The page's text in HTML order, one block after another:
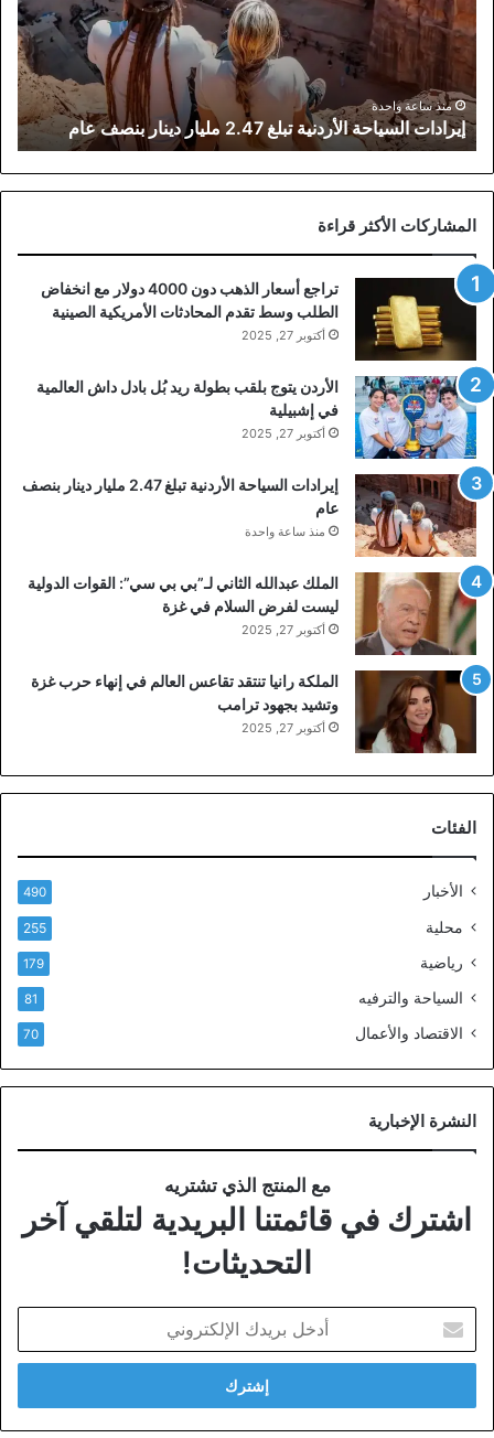
2.47
مليار
دينار
بنصف
عام منذ ساعة واحدة
إيرادات السياحة الأردنية تبلغ 2.47 مليار دينار بنصف عام
المشاركات الأكثر قراءة
تراجع أسعار الذهب دون 4000 دولار مع انخفاض
الطلب وسط تقدم المحادثات الأمريكية الصينية
أكتوبر 27, 2025
الأردن يتوج بلقب بطولة ريد بُل بادل داش العالمية
في إشبيلية
أكتوبر 27, 2025
إيرادات السياحة الأردنية تبلغ 2.47 مليار دينار بنصف
عام
منذ ساعة واحدة
الملك عبدالله الثاني لـ”بي بي سي”: القوات الدولية
ليست لفرض السلام في غزة
أكتوبر 27, 2025
الملكة رانيا تنتقد تقاعس العالم في إنهاء حرب غزة
وتشيد بجهود ترامب
أكتوبر 27, 2025
الفئات
الأخبار 490
محلية 255
رياضية 179
السياحة والترفيه 81
الاقتصاد والأعمال 70
النشرة الإخبارية
مع المنتج الذي تشتريه
اشترك في قائمتنا البريدية لتلقي آخر
التحديثات!
بريدك
الإلكتروني